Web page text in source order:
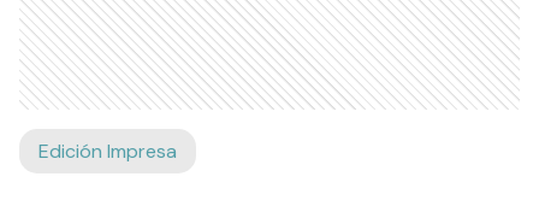
Edición Impresa